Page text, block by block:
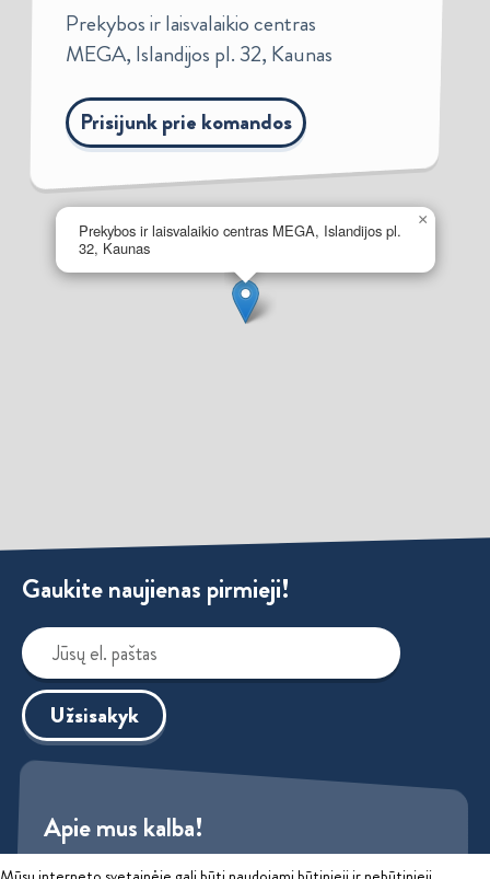
Prekybos ir laisvalaikio centras MEGA, Islandijos pl.
32, Kaunas
×
Prekybos ir laisvalaikio centras
MEGA, Islandijos pl. 32, Kaunas
Prisijunk prie komandos
Gaukite naujienas pirmieji!
Užsisakyk
Apie mus kalba!